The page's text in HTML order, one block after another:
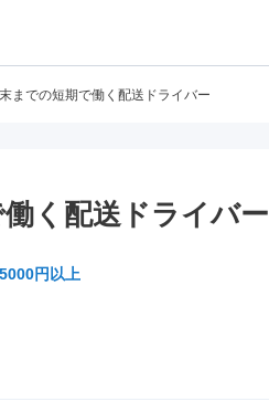
までの短期で働く配送ドライバー
く配送ドライバー
円以上